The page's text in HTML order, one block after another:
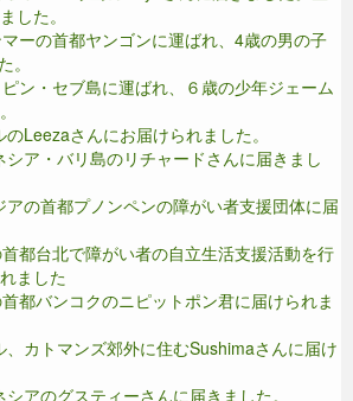
した。
ーの首都ヤンゴンに運ばれ、4歳の男の子
ン・セブ島に運ばれ、６歳の少年ジェーム
Leezaさんにお届けられました。
シア・バリ島のリチャードさんに届きまし
アの首都プノンペンの障がい者支援団体に届
都台北で障がい者の自立生活支援活動を行
ました
都バンコクのニピットポン君に届けられま
、カトマンズ郊外に住むSushimaさんに届け
アのグスティーさんに届きました。